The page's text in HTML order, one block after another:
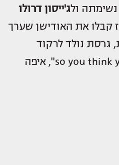
ולג'ייסון דרולו
קבלו את האודישן שערך
גרסת נולד לרקוד
שנקראת "so you think you can dance", איפה